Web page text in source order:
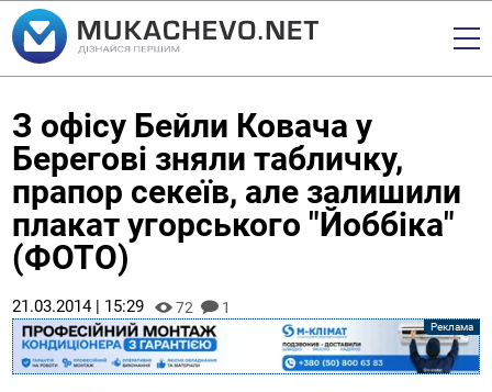
З офісу Бейли Ковача у
Берегові зняли табличку,
прапор секеїв, але залишили
плакат угорського "Йоббіка"
(ФОТО)
21.03.2014 | 15:29 72 1